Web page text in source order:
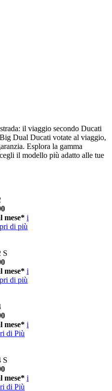
il viaggio secondo Ducati
Dual Ducati votate al viaggio,
Esplora la gamma
il modello più adatto alle tue
mese* i
di più
S
mese* i
di più
mese* i
di Più
S
mese* i
di Più